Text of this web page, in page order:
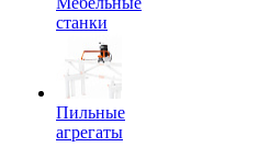
станки
Пильные
агрегаты